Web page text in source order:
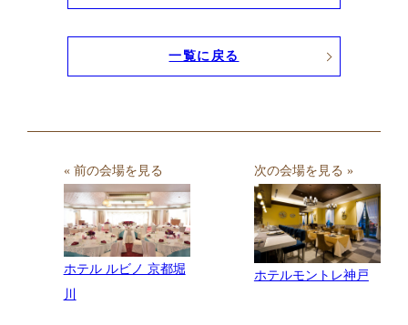
一覧に戻る
« 前の会場を見る
ホテル ルビノ 京都堀
川
次の会場を見る »
ホテルモントレ神戸